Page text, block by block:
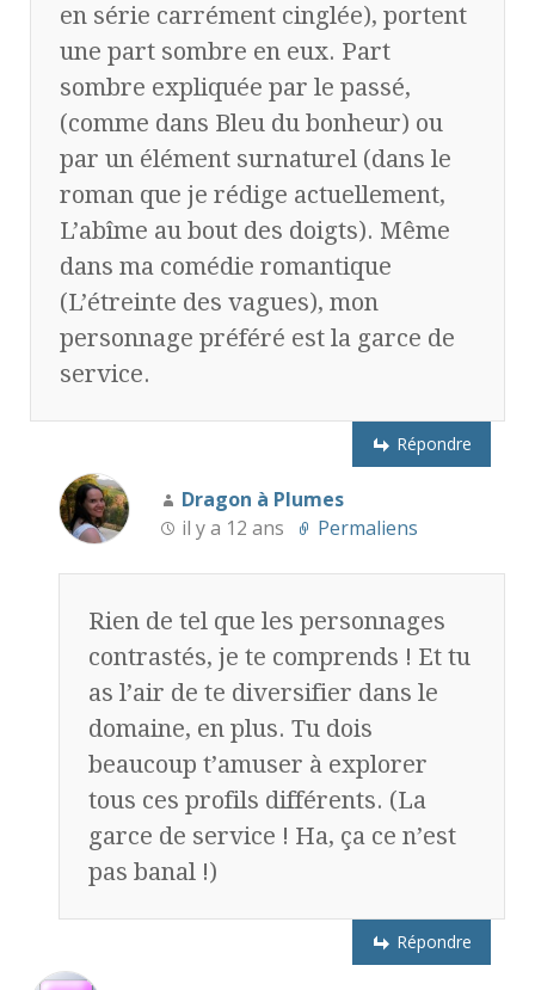
en série carrément cinglée), portent
une part sombre en eux. Part
sombre expliquée par le passé,
(comme dans Bleu du bonheur) ou
par un élément surnaturel (dans le
roman que je rédige actuellement,
L’abîme au bout des doigts). Même
dans ma comédie romantique
(L’étreinte des vagues), mon
personnage préféré est la garce de
service.
Répondre
Dragon à Plumes
il y a 12 ans
Permaliens
Rien de tel que les personnages
contrastés, je te comprends ! Et tu
as l’air de te diversifier dans le
domaine, en plus. Tu dois
beaucoup t’amuser à explorer
tous ces profils différents. (La
garce de service ! Ha, ça ce n’est
pas banal !)
Répondre